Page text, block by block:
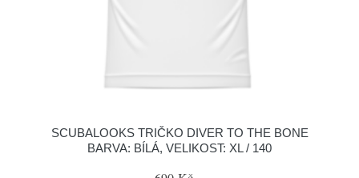
SCUBALOOKS TRIČKO DIVER TO THE BONE
BARVA: BÍLÁ, VELIKOST: XL / 140